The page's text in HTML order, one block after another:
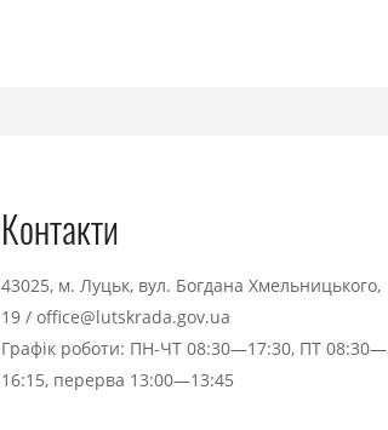
Контакти
43025, м. Луцьк, вул. Богдана Хмельницького,
19 / office@lutskrada.gov.ua
Графік роботи: ПН-ЧТ 08:30—17:30, ПТ 08:30—
16:15, перерва 13:00—13:45